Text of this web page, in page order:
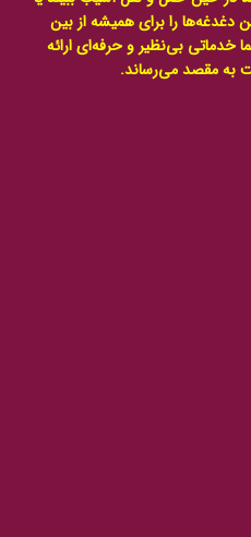
دغدغه‌ها را برای همیشه از بین
خدماتی بی‌نظیر و حرفه‌ای ارائه
به مقصد می‌رساند.